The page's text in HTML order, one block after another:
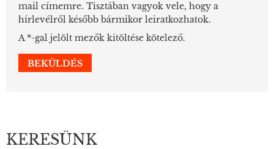
mail címemre. Tisztában vagyok vele, hogy a
hírlevélről később bármikor leiratkozhatok.
A *-gal jelölt mezők kitöltése kötelező.
KERESÜNK